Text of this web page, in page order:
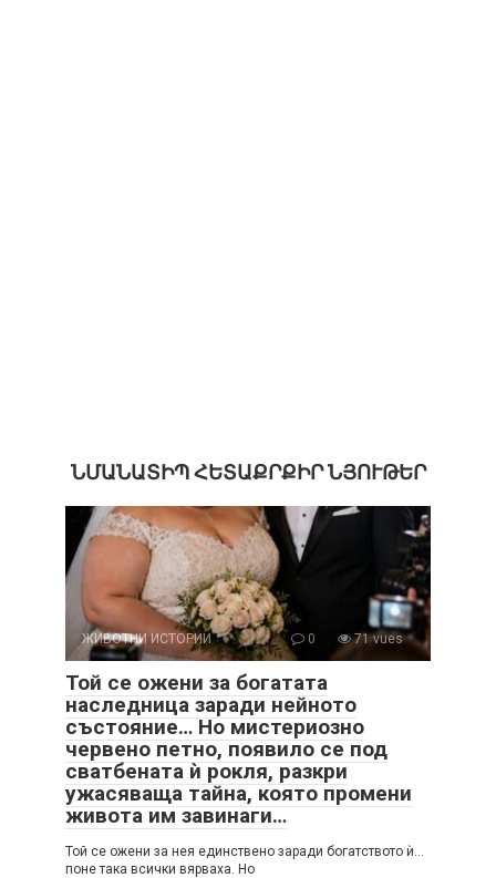
ՆՄԱՆԱՏԻՊ ՀԵՏԱՔՐՔԻՐ ՆՅՈՒԹԵՐ
ЖИВОТНИ ИСТОРИИ 0 71 vues
Той се ожени за богатата
наследница заради нейното
състояние… Но мистериозно
червено петно, появило се под
сватбената ѝ рокля, разкри
ужасяваща тайна, която промени
живота им завинаги…
Той се ожени за нея единствено заради богатството ѝ…
поне така всички вярваха. Но